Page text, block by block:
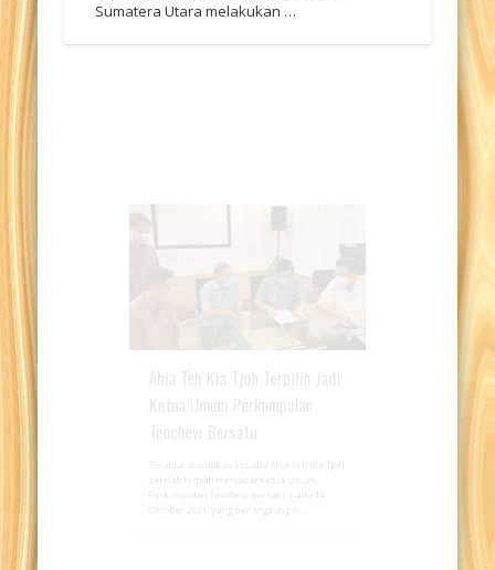
Sumatera Utara melakukan …
Ahia Teh Kia Tjoh Terpilih Jadi
Ketua Umum Perkumpulan
Teochew Bersatu
Selamat diucapkan kepada Ahia Teh Kia Tjoh